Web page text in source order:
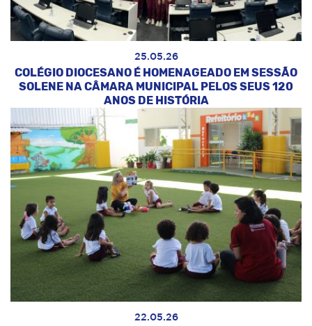
25.05.26
COLÉGIO DIOCESANO É HOMENAGEADO EM SESSÃO
SOLENE NA CÂMARA MUNICIPAL PELOS SEUS 120
ANOS DE HISTÓRIA
22.05.26